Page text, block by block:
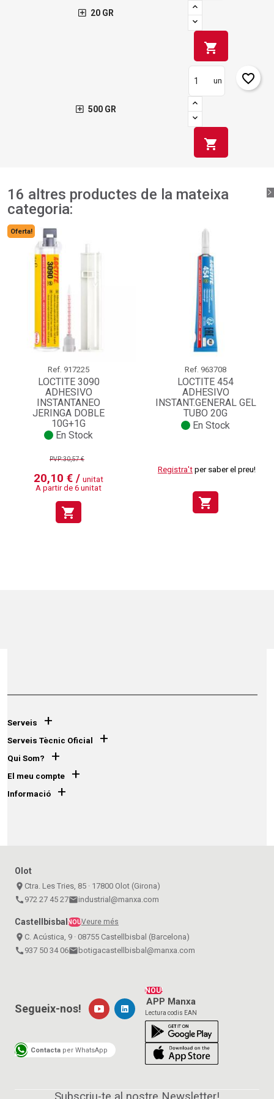
20 GR
shopping_cart
500 GR
un
shopping_cart
favorite_border
16 altres productes de la mateixa
categoria:
Oferta!
Ref. 917225
LOCTITE 3090
ADHESIVO
INSTANTANEO
JERINGA DOBLE
10G+1G
En Stock
PVP:30,57 €
20,10 € / unitat
A partir de 6 unitat
shopping_cart
Ref. 963708
LOCTITE 454
ADHESIVO
INSTANT.GENERAL GEL
TUBO 20G
En Stock
Registra't per saber el preu!
shopping_cart
Serveis +
Serveis Tècnic Oficial +
Qui Som? +
El meu compte +
Informació +
Olot
place Ctra. Les Tries, 85 · 17800 Olot (Girona)
call 972 27 45 27emailindustrial@manxa.com
CastellbisbalNOUVeure més
place C. Acústica, 9 · 08755 Castellbisbal (Barcelona)
call 937 50 34 06emailbotigacastellbisbal@manxa.com
NOU!
APP Manxa
Lectura codis EAN
Segueix-nos!
Contacta per WhatsApp
Subscriu-te al nostre Newsletter!